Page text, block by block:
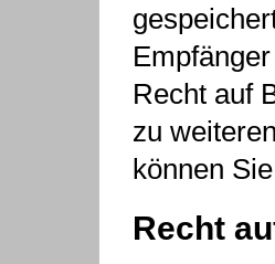
Recht auf
zu
können
Recht